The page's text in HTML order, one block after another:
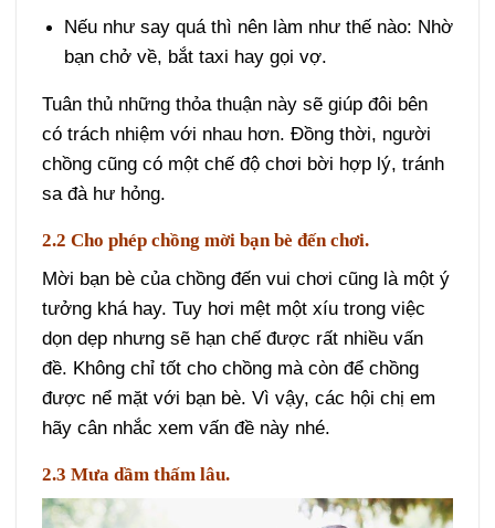
Nếu như say quá thì nên làm như thế nào: Nhờ
bạn chở về, bắt taxi hay gọi vợ.
Tuân thủ những thỏa thuận này sẽ giúp đôi bên
có trách nhiệm với nhau hơn. Đồng thời, người
chồng cũng có một chế độ chơi bời hợp lý, tránh
sa đà hư hỏng.
2.2 Cho phép chồng mời bạn bè đến chơi.
Mời bạn bè của chồng đến vui chơi cũng là một ý
tưởng khá hay. Tuy hơi mệt một xíu trong việc
dọn dẹp nhưng sẽ hạn chế được rất nhiều vấn
đề. Không chỉ tốt cho chồng mà còn để chồng
được nể mặt với bạn bè. Vì vậy, các hội chị em
hãy cân nhắc xem vấn đề này nhé.
2.3 Mưa dầm thấm lâu.